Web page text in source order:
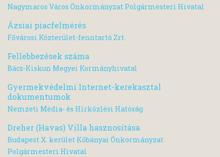
Nagymaros Város Önkormányzat Polgármesteri Hivatal
Ázsiai piacfelmérés
Fővárosi Közterület-fenntartó Zrt.
Fellebbezések száma
Bács-Kiskun Megyei Kormányhivatal
Gyermekvédelmi Internet-kerekasztal
dokumentumok
Nemzeti Média- és Hírközlési Hatóság
Dreher (Havas) Villa hasznosítása
Budapest X. kerület Kőbányai Önkormányzat
Polgármesteri Hivatal